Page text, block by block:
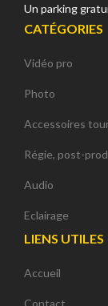
Un parking
CATÉGORIES
Vidéo pro
Photo
Accessoires
Régie, post-
Audio
Eclairage
LIENS UTILES
Accueil
Contact